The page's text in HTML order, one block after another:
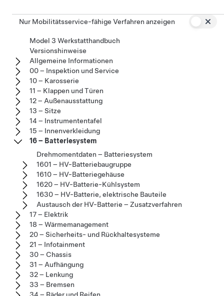
Nur Mobilitätsservice-fähige Verfahren anzeigen
Model 3 Werkstatthandbuch
Versionshinweise
Allgemeine Informationen
00 – Inspektion und Service
10 – Karosserie
11 – Klappen und Türen
12 – Außenausstattung
13 – Sitze
14 – Instrumententafel
15 – Innenverkleidung
16 – Batteriesystem
Drehmomentdaten – Batteriesystem
1601 – HV-Batteriebaugruppe
1610 – HV-Batteriegehäuse
1620 – HV-Batterie-Kühlsystem
1630 – HV-Batterie, elektrische Bauteile
Austausch der HV-Batterie – Zusatzverfahren
17 – Elektrik
18 – Wärmemanagement
20 – Sicherheits- und Rückhaltesysteme
21 – Infotainment
30 – Chassis
31 – Aufhängung
32 – Lenkung
33 – Bremsen
34 – Räder und Reifen